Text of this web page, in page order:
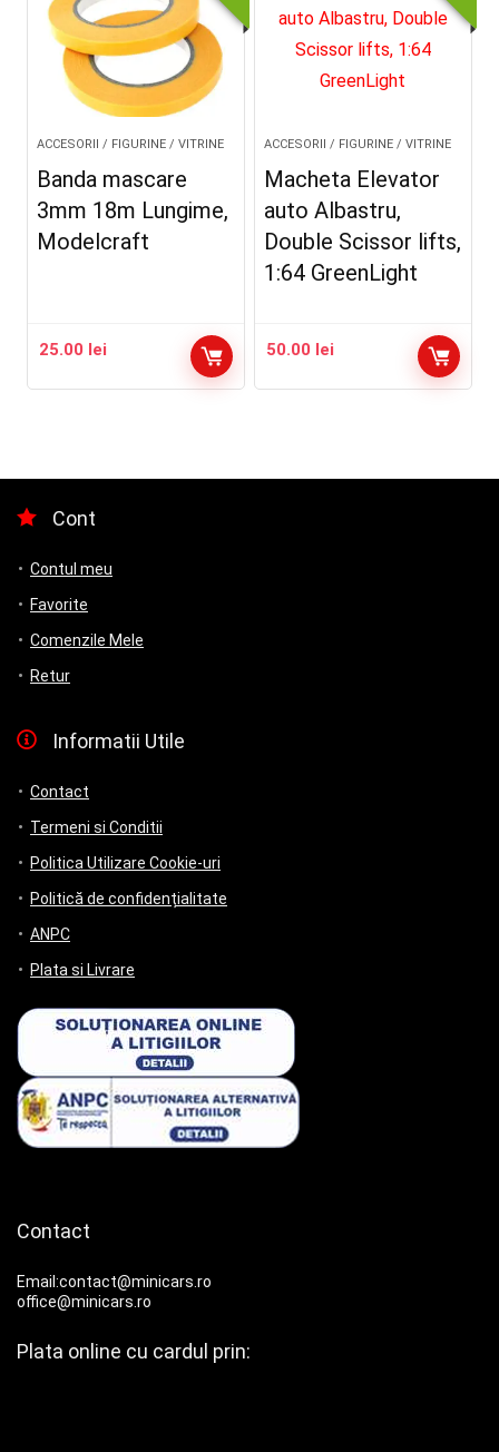
ACCESORII / FIGURINE / VITRINE
Banda mascare
3mm 18m Lungime,
Modelcraft
25.00 lei
ACCESORII / FIGURINE / VITRINE
Macheta Elevator
auto Albastru,
Double Scissor lifts,
1:64 GreenLight
50.00 lei
Cont
Contul meu
Favorite
Comenzile Mele
Retur
Informatii Utile
Contact
Termeni si Conditii
Politica Utilizare Cookie-uri
Politică de confidențialitate
ANPC
Plata si Livrare
Contact
Email:contact@minicars.ro
office@minicars.ro
Plata online cu cardul prin: